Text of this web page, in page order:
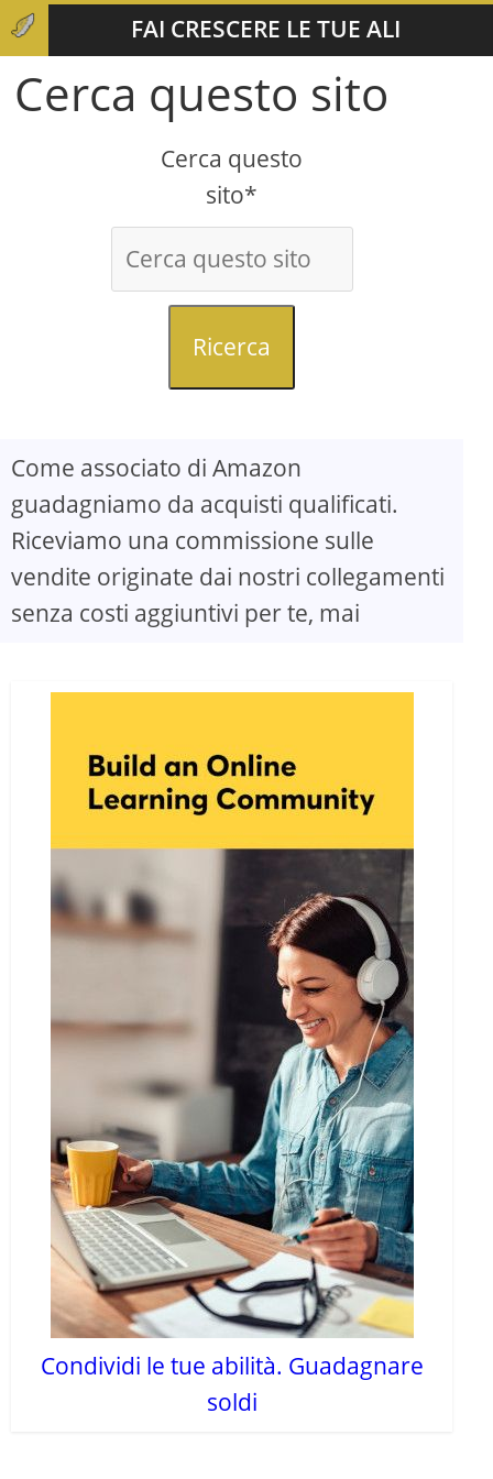
FAI CRESCERE LE TUE ALI
Cerca questo sito
Cerca questo
sito*
Ricerca
Come associato di Amazon
guadagniamo da acquisti qualificati.
Riceviamo una commissione sulle
vendite originate dai nostri collegamenti
senza costi aggiuntivi per te, mai
Condividi le tue abilità. Guadagnare
soldi